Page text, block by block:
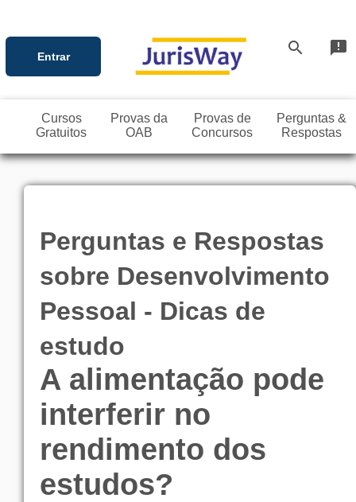
Entrar search announcement
Cursos
Gratuitos
Provas da
OAB
Provas de
Concursos
Perguntas &
Respostas
Perguntas e Respostas
sobre Desenvolvimento
Pessoal - Dicas de
estudo
A alimentação pode
interferir no
rendimento dos
estudos?